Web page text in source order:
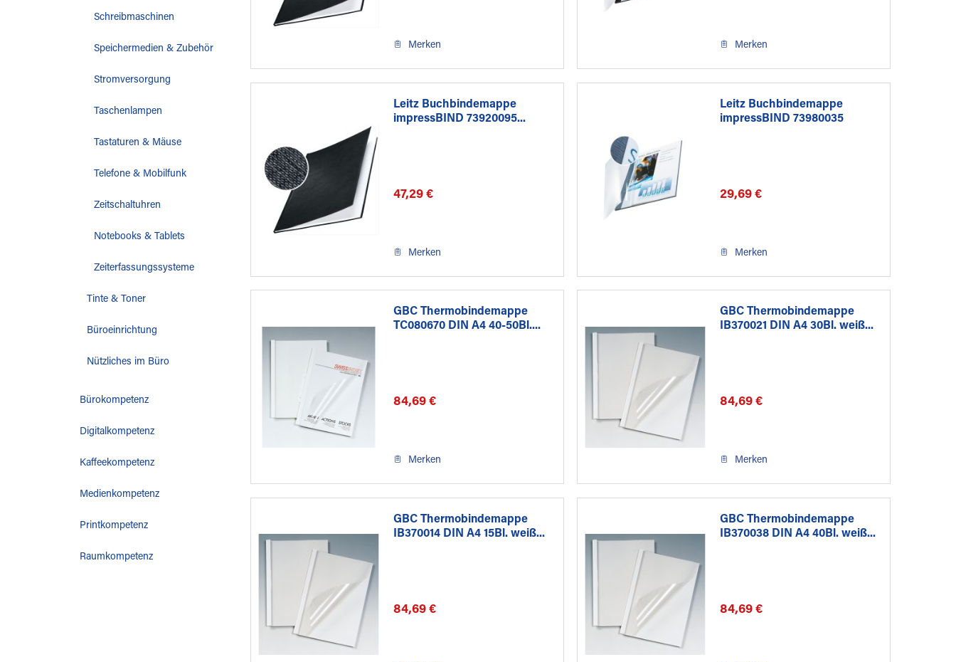
Schreibmaschinen
Speichermedien & Zubehör
Stromversorgung
Taschenlampen
Tastaturen & Mäuse
Telefone & Mobilfunk
Zeitschaltuhren
Notebooks & Tablets
Zeiterfassungssysteme
Tinte & Toner
Büroeinrichtung
Nützliches im Büro
Bürokompetenz
Digitalkompetenz
Kaffeekompetenz
Medienkompetenz
Printkompetenz
Raumkompetenz
Merken Merken
Leitz Buchbindemappe
impressBIND 73920095...
47,29 €
Merken
Leitz Buchbindemappe
impressBIND 73980035
29,69 €
Merken
GBC Thermobindemappe
TC080670 DIN A4 40-50Bl....
84,69 €
Merken
GBC Thermobindemappe
IB370021 DIN A4 30Bl. weiß...
84,69 €
Merken
GBC Thermobindemappe
IB370014 DIN A4 15Bl. weiß...
84,69 €
GBC Thermobindemappe
IB370038 DIN A4 40Bl. weiß...
84,69 €